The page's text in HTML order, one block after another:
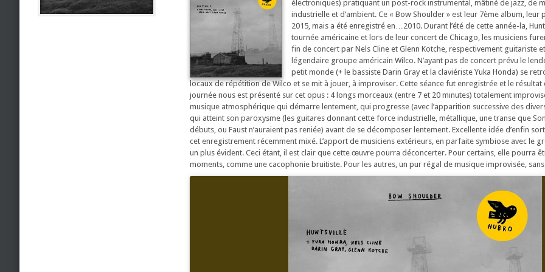
électroniques) pratiquant un post-rock instrumental, mâtiné de jazz, de
industrielle et d’ambient. Ce « Bow Shoulder » est leur 7ème album, leur
2015, mais a été enregistré en…2010. Durant l’été de cette année-la,
tournée américaine et lors de leur concert de Chicago, les musiciens
fin de concert par Nels Cline et Glenn Kotche, respectivement guitariste
légendaire groupe américain Wilco. N’ayant pas de concert prévu le
petit monde (+ le bassiste Darin Gray et la claviériste Yuka Honda) se
locaux de répétition de Wilco et se mit à jouer, à improviser. Cette séance fut enregistrée et le résultat
journée nous est présenté sur cet opus : 4 longs morceaux (entre 7 et 20 minutes) totalement
musique atmosphérique qui démarre lentement, qui progresse (avec l’apparition successive des
qui atteint son paroxysme (les guitares donnant cette force industrielle, métallique, une transe que
débuts, ou Faust n’auraient pas reniée) avant de se décomposer lentement. Excellente idée d’enfin
cet enregistrement récemment mixé. L’apport de musiciens extérieurs, en parfaite symbiose avec le
un plus évident. Ceci étant, il est clair que cette œuvre pourra déconcerter. Pour certains, elle pourra
moments, comme une cacophonie bruitiste. Pour les autres, un pur régal de musique improvisée,